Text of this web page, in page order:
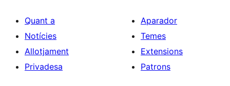
Quant a
Notícies
Allotjament
Privadesa
Aparador
Temes
Extensions
Patrons